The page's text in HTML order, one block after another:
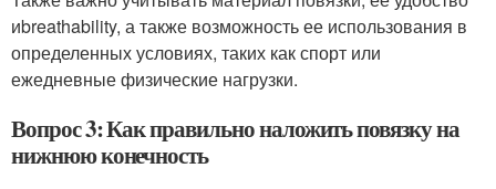
иbreathability, а также возможность ее использования в
определенных условиях, таких как спорт или
ежедневные физические нагрузки.
Вопрос 3: Как правильно наложить повязку на
нижнюю конечность